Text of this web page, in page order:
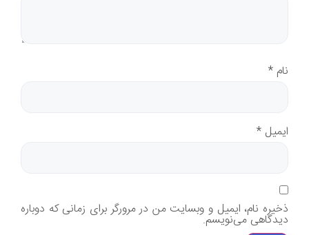
نام *
ایمیل *
ذخیره نام، ایمیل و وبسایت من در مرورگر برای زمانی که دوباره
دیدگاهی می‌نویسم.